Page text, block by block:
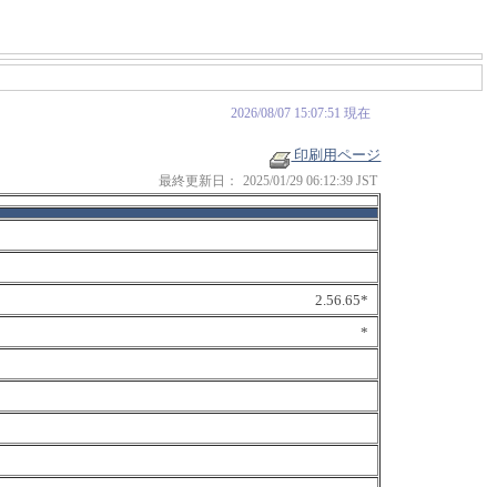
2026/08/07 15:07:51 現在
印刷用ページ
最終更新日： 2025/01/29 06:12:39 JST
2.56.65*
*